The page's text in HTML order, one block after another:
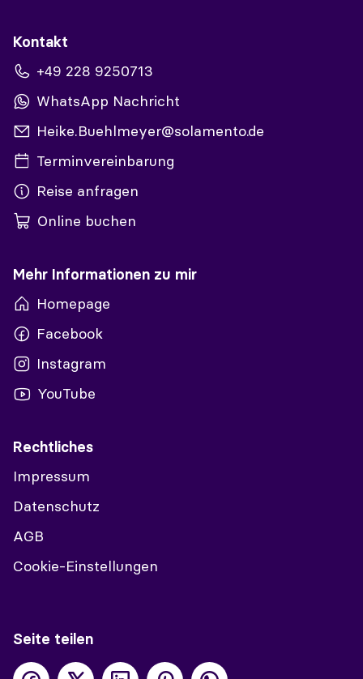
Kontakt
+49 228 9250713
WhatsApp Nachricht
Heike.Buehlmeyer@solamento.de
Terminvereinbarung
Reise anfragen
Online buchen
Mehr Informationen zu mir
Homepage
Facebook
Instagram
YouTube
Rechtliches
Impressum
Datenschutz
AGB
Cookie-Einstellungen
Seite teilen